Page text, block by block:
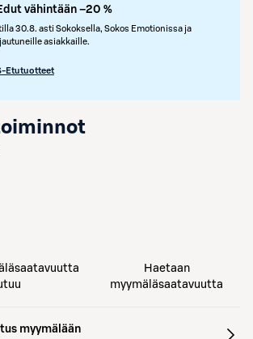
vähintään –20 %
30.8. asti Sokoksella, Sokos Emotionissa ja
asiakkaille.
Etutuotteet
Haetaan
myymäläsaatavuutta
myymälään